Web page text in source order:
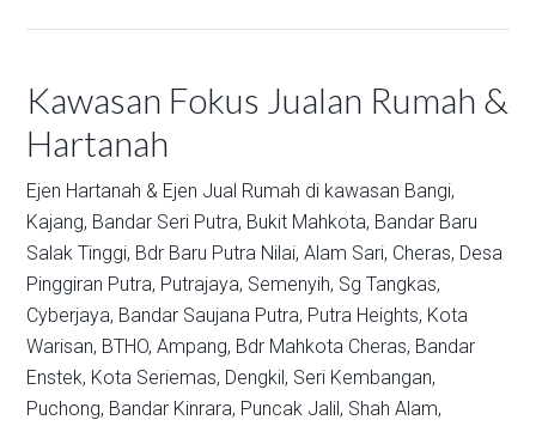
Kawasan Fokus Jualan Rumah &
Hartanah
Ejen Hartanah & Ejen Jual Rumah di kawasan Bangi,
Kajang, Bandar Seri Putra, Bukit Mahkota, Bandar Baru
Salak Tinggi, Bdr Baru Putra Nilai, Alam Sari, Cheras, Desa
Pinggiran Putra, Putrajaya, Semenyih, Sg Tangkas,
Cyberjaya, Bandar Saujana Putra, Putra Heights, Kota
Warisan, BTHO, Ampang, Bdr Mahkota Cheras, Bandar
Enstek, Kota Seriemas, Dengkil, Seri Kembangan,
Puchong, Bandar Kinrara, Puncak Jalil, Shah Alam,